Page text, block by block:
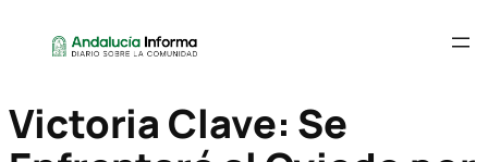
Victoria Clave: Se